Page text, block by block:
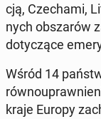
cją, Cze­cha­mi,
nych ob­sza­rów
do­ty­czą­ce
Wśród 14
kraje Europy